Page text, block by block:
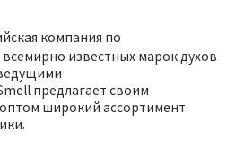
компания по
известных марок духов
предлагает своим
оптом широкий ассортимент